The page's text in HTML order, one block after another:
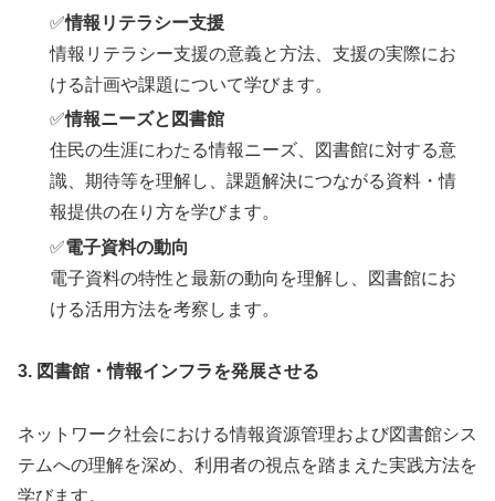
✅情報リテラシー支援
情報リテラシー支援の意義と方法、支援の実際にお
ける計画や課題について学びます。
✅情報ニーズと図書館
住民の生涯にわたる情報ニーズ、図書館に対する意
識、期待等を理解し、課題解決につながる資料・情
報提供の在り方を学びます。
✅電子資料の動向
電子資料の特性と最新の動向を理解し、図書館にお
ける活用方法を考察します。
3. 図書館・情報インフラを発展させる
ネットワーク社会における情報資源管理および図書館シス
テムへの理解を深め、利用者の視点を踏まえた実践方法を
学びます。